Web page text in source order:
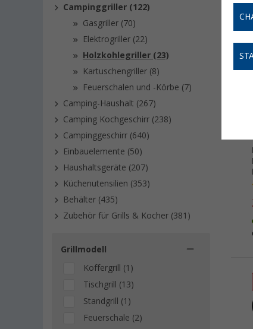
Campinggriller (122)
Gasgriller (70)
Elektrogriller (22)
Holzkohlegriller (23)
Kartuschengriller (8)
Feuerschalen und -Körbe (7)
Camping-Haushalt (267)
Camping Kochgeschirr (238)
Campinggeschirr (640)
Einbauelemente (50)
Haushaltsgeräte (207)
Küchenutensilien (353)
Behälter (435)
Zubehör für Grills & Kocher (381)
Grillmodell
Koffergrill (1)
Tischgrill (13)
Standgrill (1)
Feuerschale (2)